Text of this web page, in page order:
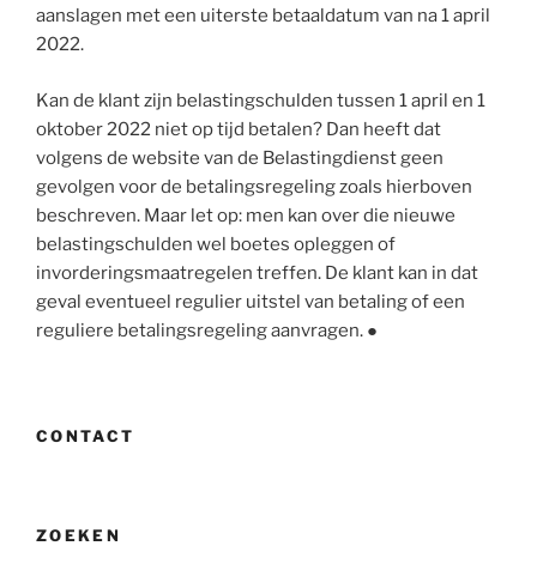
aanslagen met een uiterste betaaldatum van na 1 april
2022.
Kan de klant zijn belastingschulden tussen 1 april en 1
oktober 2022 niet op tijd betalen? Dan heeft dat
volgens de website van de Belastingdienst geen
gevolgen voor de betalingsregeling zoals hierboven
beschreven. Maar let op: men kan over die nieuwe
belastingschulden wel boetes opleggen of
invorderingsmaatregelen treffen. De klant kan in dat
geval eventueel regulier uitstel van betaling of een
reguliere betalingsregeling aanvragen. ●
CONTACT
ZOEKEN